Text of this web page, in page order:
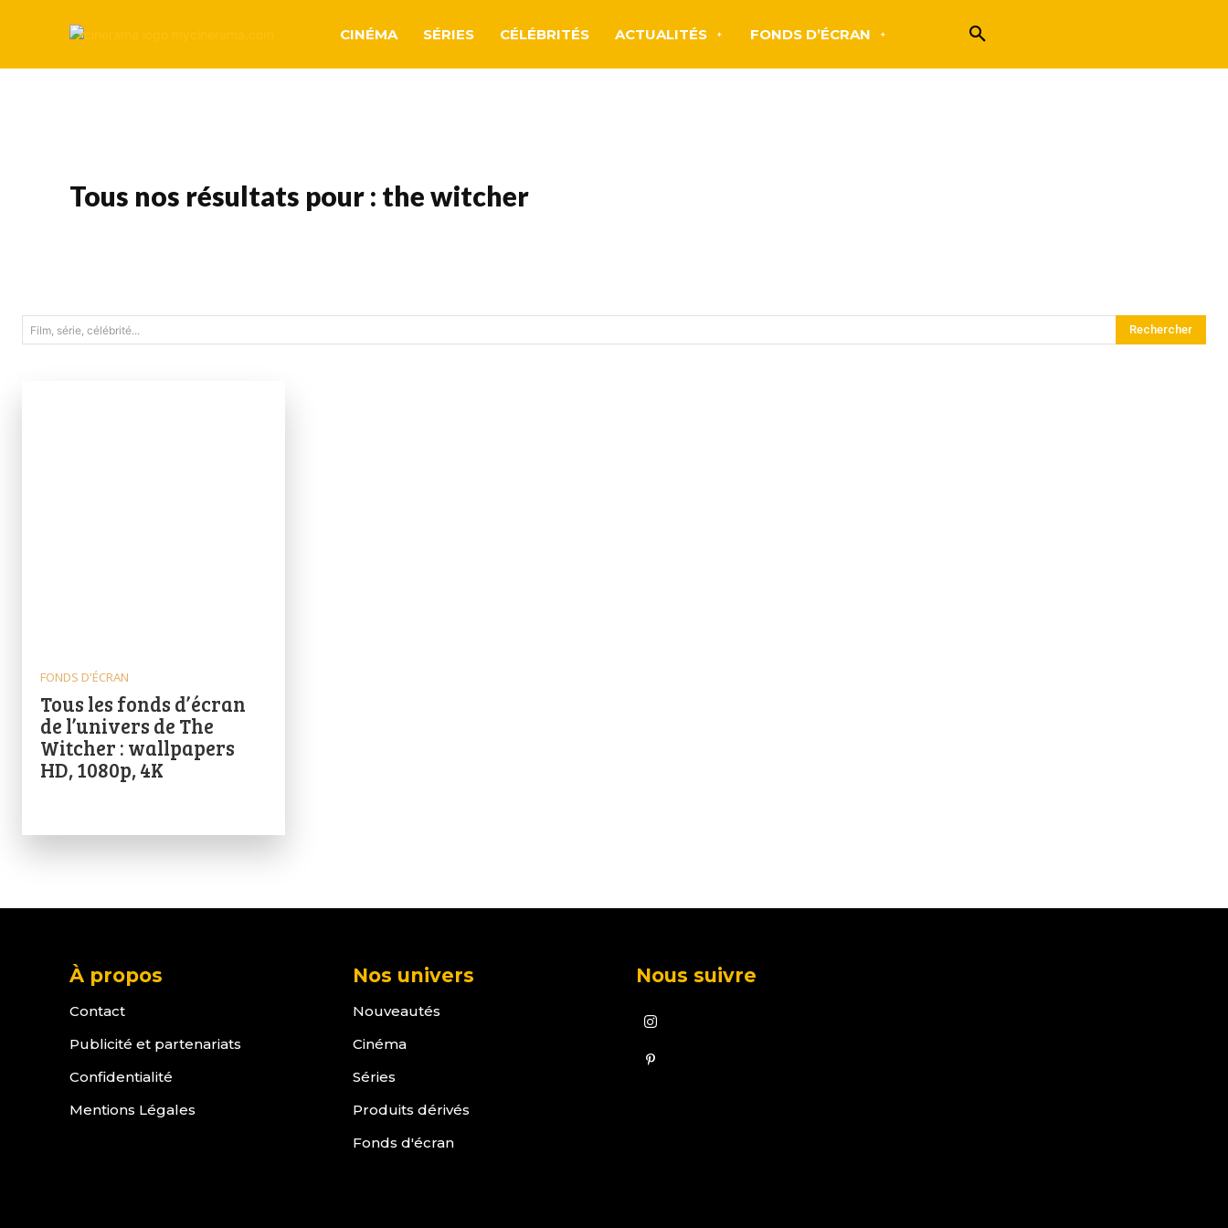
CINÉMA SÉRIES CÉLÉBRITÉS ACTUALITÉS FONDS D’ÉCRAN
Tous nos résultats pour : the witcher
Film, série, célébrité... Rechercher
FONDS D'ÉCRAN
Tous les fonds d’écran
de l’univers de The
Witcher : wallpapers
HD, 1080p, 4K
À propos
Contact
Publicité et partenariats
Confidentialité
Mentions Légales
Nos univers
Nouveautés
Cinéma
Séries
Produits dérivés
Fonds d'écran
Nous suivre